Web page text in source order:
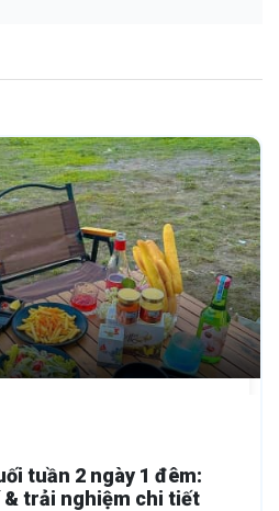
tuần 2 ngày 1 đêm:
trải nghiệm chi tiết